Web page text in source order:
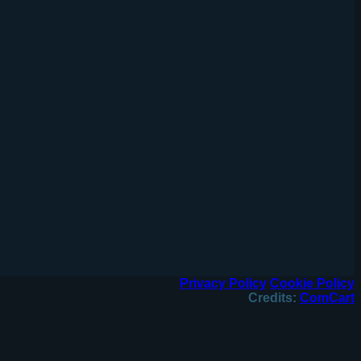
Privacy Policy Cookie Policy
Credits: ComCart